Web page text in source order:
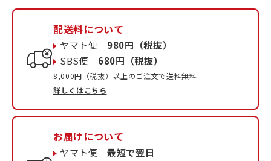
配送料について
ヤマト便 980円（税抜）
SBS便 680円（税抜）
8,000円（税抜）以上のご注文で送料無料
詳しくはこちら
お届けについて
ヤマト便最短で翌日